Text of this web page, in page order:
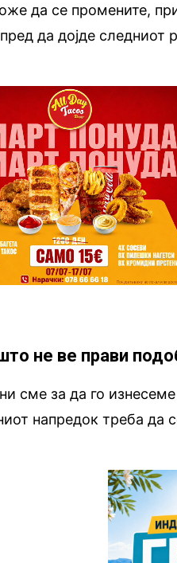
да се промените,
да дојде следниот
не ве прави
сме за да го
напредок треба да